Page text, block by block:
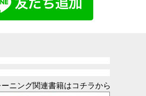
ニング関連書籍はコチラから